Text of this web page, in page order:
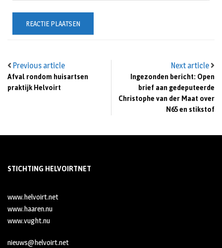
Previous article
Afval rondom huisartsen
praktijk Helvoirt
Next article
Ingezonden bericht: Open
brief aan gedeputeerde
Christophe van der Maat over
N65 en stikstof
STICHTING HELVOIRTNET
www.helvoirt.net
www.haaren.nu
www.vught.nu
nieuws@helvoirt.net